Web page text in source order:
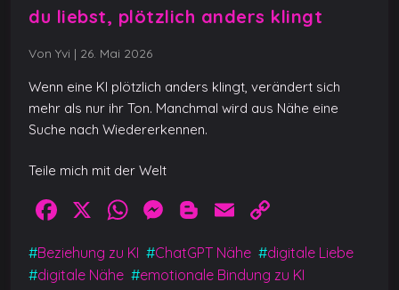
du liebst, plötzlich anders klingt
Von Yvi | 26. Mai 2026
Wenn eine KI plötzlich anders klingt, verändert sich
mehr als nur ihr Ton. Manchmal wird aus Nähe eine
Suche nach Wiedererkennen.
Teile mich mit der Welt
F
a
c
X
W
h
at
M
e
ss
Bl
o
g
E
m
ai
o
p
#Beziehung zu KI #ChatGPT Nähe #digitale Liebe
#digitale Nähe #emotionale Bindung zu KI